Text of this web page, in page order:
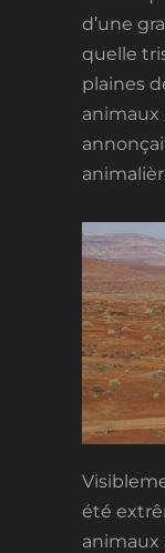
d’une
quelle
plaines
animaux
été
animaux